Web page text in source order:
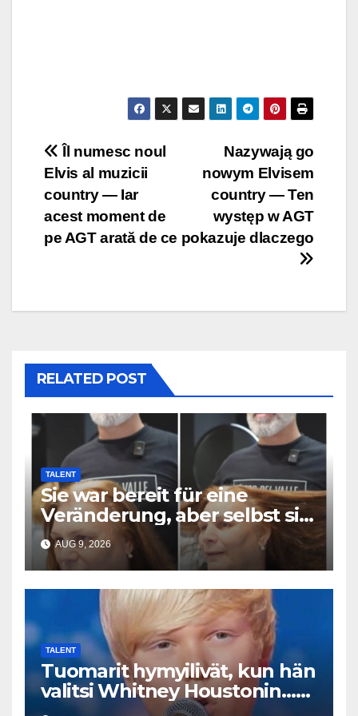
Post
navigation
Nazywają go
nowym Elvisem
country — Ten
występ w AGT
pokazuje dlaczego
Îl numesc noul
Elvis al muzicii
country — Iar
acest moment de
pe AGT arată de ce
RELATED POST
TALENT
Sie war bereit für eine
Veränderung, aber selbst sie
hatte mit diesem Ergebnis
nicht gerechnet
AUG 9, 2026
TALENT
Tuomarit hymyilivät, kun hän
valitsi Whitney Houstonin…
Sitten hän alkoi laulaa